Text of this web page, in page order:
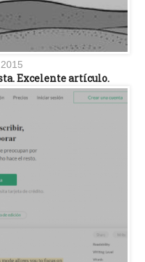
Excelente artículo.